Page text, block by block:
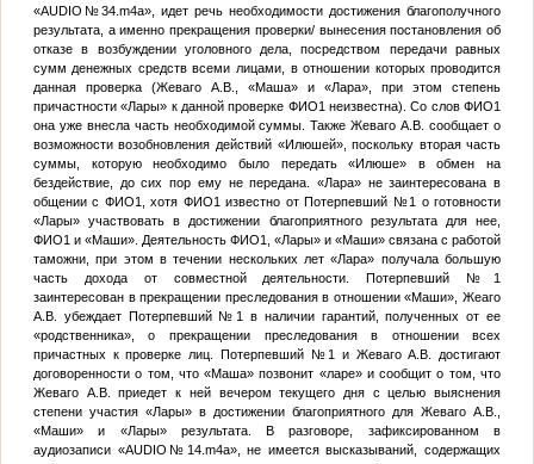
«AUDIO №34.m4a», идет речь необходимости достижения благополучного
результата, а именно прекращения проверки/ вынесения постановления об
отказе в возбуждении уголовного дела, посредством передачи равных
сумм денежных средств всеми лицами, в отношении которых проводится
данная проверка (Жеваго А.В., «Маша» и «Лара», при этом степень
причастности «Лары» к данной проверке ФИО1неизвестна). Со словФИО1
она уже внесла часть необходимой суммы. Также Жеваго А.В. сообщает о
возможности возобновления действий «Илюшей», поскольку вторая часть
суммы, которую необходимо было передать «Илюше» в обмен на
бездействие, до сих пор ему не передана. «Лара» не заинтересована в
общении с ФИО1, хотя ФИО1известно от Потерпевший №1 о готовности
«Лары» участвовать в достижении благоприятного результата для нее,
ФИО1и «Маши». Деятельность ФИО1, «Лары» и «Маши» связана с работой
таможни, при этом в течении нескольких лет «Лара» получала большую
часть дохода от совместной деятельности.
Потерпевший №1
заинтересован в прекращении преследования в отношении «Маши», Жеаго
А.В. убеждает
Потерпевший №1 в наличии гарантий, полученных от ее
«родственника», о прекращении преследования в отношении всех
причастных к проверке лиц.
Потерпевший №1 и Жеваго А.В. достигают
договоренности о том, что «Маша» позвонит «ларе» и сообщит о том, что
Жеваго А.В. приедет к ней вечером текущего дня с целью выяснения
степени участия «Лары» в достижении благоприятного для Жеваго А.В.,
«Маши» и «Лары» результата. В разговоре, зафиксированном в
аудиозаписи «AUDIO № 14.m4a», не имеется высказываний, содержащих